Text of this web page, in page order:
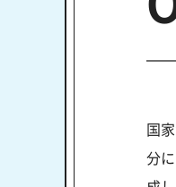
国
分